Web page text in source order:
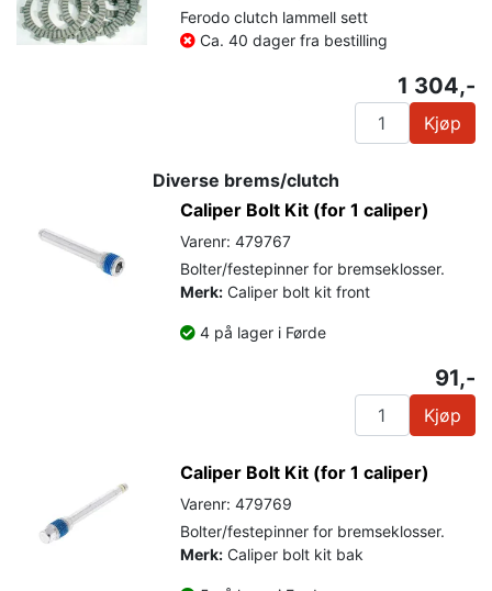
Ferodo clutch lammell sett
Ca. 40 dager fra bestilling
1 304,-
Kjøp
Diverse brems/clutch
Caliper Bolt Kit (for 1 caliper)
Varenr: 479767
Bolter/festepinner for bremseklosser.
Merk: Caliper bolt kit front
4 på lager i Førde
91,-
Kjøp
Caliper Bolt Kit (for 1 caliper)
Varenr: 479769
Bolter/festepinner for bremseklosser.
Merk: Caliper bolt kit bak